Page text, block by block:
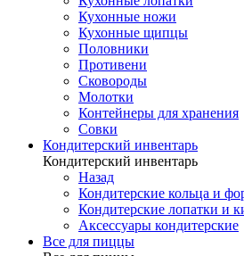
Кухонные ножи
Кухонные щипцы
Половники
Противени
Сковороды
Молотки
Контейнеры для хранения
Совки
Кондитерский инвентарь
Кондитерский инвентарь
Назад
Кондитерские кольца и
Кондитерские лопатки и
Аксессуары кондитерские
Все для пиццы